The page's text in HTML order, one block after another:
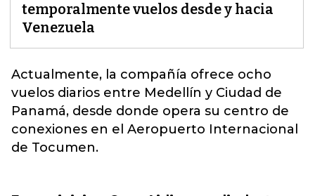
temporalmente vuelos desde y hacia
Venezuela
Actualmente, la compañía ofrece ocho
vuelos diarios entre Medellín y Ciudad de
Panamá, desde donde opera su centro de
conexiones en el Aeropuerto Internacional
de Tocumen.